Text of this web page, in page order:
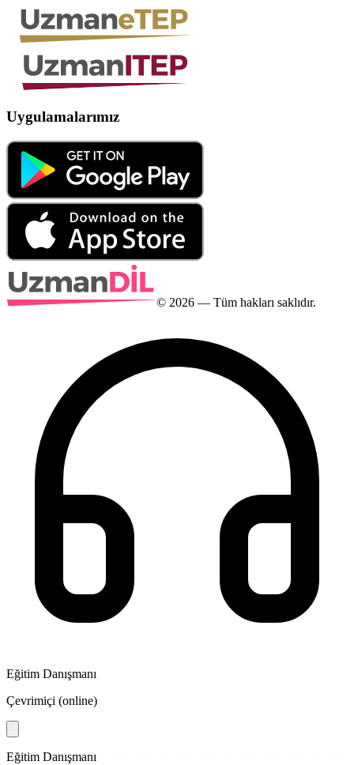
Uygulamalarımız
© 2026 — Tüm hakları saklıdır.
Eğitim Danışmanı
Çevrimiçi (online)
Eğitim Danışmanı